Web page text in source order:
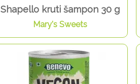
Shapello kruti šampon 30 g
Mary's Sweets